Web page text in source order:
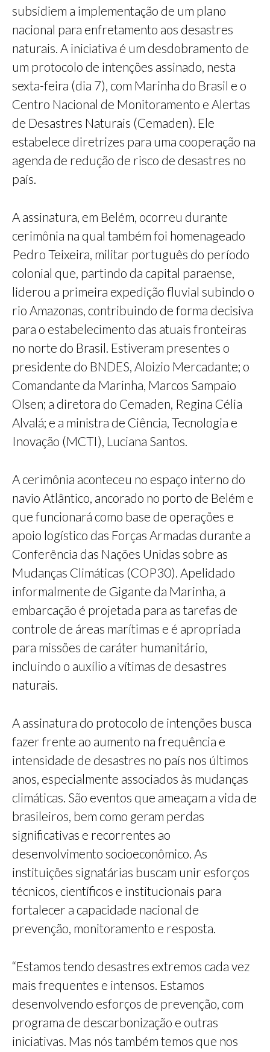
subsidiem a implementação de um plano
nacional para enfretamento aos desastres
naturais. A iniciativa é um desdobramento de
um protocolo de intenções assinado, nesta
sexta-feira (dia 7), com Marinha do Brasil e o
Centro Nacional de Monitoramento e Alertas
de Desastres Naturais (Cemaden). Ele
estabelece diretrizes para uma cooperação na
agenda de redução de risco de desastres no
país.
A assinatura, em Belém, ocorreu durante
cerimônia na qual também foi homenageado
Pedro Teixeira, militar português do período
colonial que, partindo da capital paraense,
liderou a primeira expedição fluvial subindo o
rio Amazonas, contribuindo de forma decisiva
para o estabelecimento das atuais fronteiras
no norte do Brasil. Estiveram presentes o
presidente do BNDES, Aloizio Mercadante; o
Comandante da Marinha, Marcos Sampaio
Olsen; a diretora do Cemaden, Regina Célia
Alvalá; e a ministra de Ciência, Tecnologia e
Inovação (MCTI), Luciana Santos.
A cerimônia aconteceu no espaço interno do
navio Atlântico, ancorado no porto de Belém e
que funcionará como base de operações e
apoio logístico das Forças Armadas durante a
Conferência das Nações Unidas sobre as
Mudanças Climáticas (COP30). Apelidado
informalmente de Gigante da Marinha, a
embarcação é projetada para as tarefas de
controle de áreas marítimas e é apropriada
para missões de caráter humanitário,
incluindo o auxílio a vítimas de desastres
naturais.
A assinatura do protocolo de intenções busca
fazer frente ao aumento na frequência e
intensidade de desastres no país nos últimos
anos, especialmente associados às mudanças
climáticas. São eventos que ameaçam a vida de
brasileiros, bem como geram perdas
significativas e recorrentes ao
desenvolvimento socioeconômico. As
instituições signatárias buscam unir esforços
técnicos, científicos e institucionais para
fortalecer a capacidade nacional de
prevenção, monitoramento e resposta.
“Estamos tendo desastres extremos cada vez
mais frequentes e intensos. Estamos
desenvolvendo esforços de prevenção, com
programa de descarbonização e outras
iniciativas. Mas nós também temos que nos